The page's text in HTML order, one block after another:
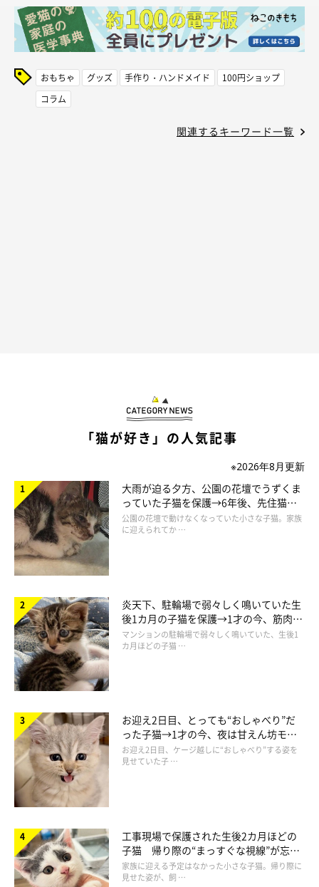
おもちゃ グッズ 手作り・ハンドメイド
100円ショップ
コラム
関連するキーワード一覧
「猫が好き」の人気記事
※2026年8月更新
大雨が迫る夕方、公園の花壇でうずくま
っていた子猫を保護→6年後、先住猫
と“姉妹”のような関係に
公園の花壇で動けなくなっていた小さな子猫。家族
に迎えられてか …
炎天下、駐輪場で弱々しく鳴いていた生
後1カ月の子猫を保護→1才の今、筋肉質
でツンデレなコに成長
マンションの駐輪場で弱々しく鳴いていた、生後1
カ月ほどの子猫 …
お迎え2日目、とっても“おしゃべり”だ
った子猫→1才の今、夜は甘えん坊モー
ドになるコに成長！
お迎え2日目、ケージ越しに“おしゃべり”する姿を
見せていた子 …
工事現場で保護された生後2カ月ほどの
子猫 帰り際の“まっすぐな視線”が忘れ
られず、家族の一員に
家族に迎える予定はなかった小さな子猫。帰り際に
見せた姿が、飼 …